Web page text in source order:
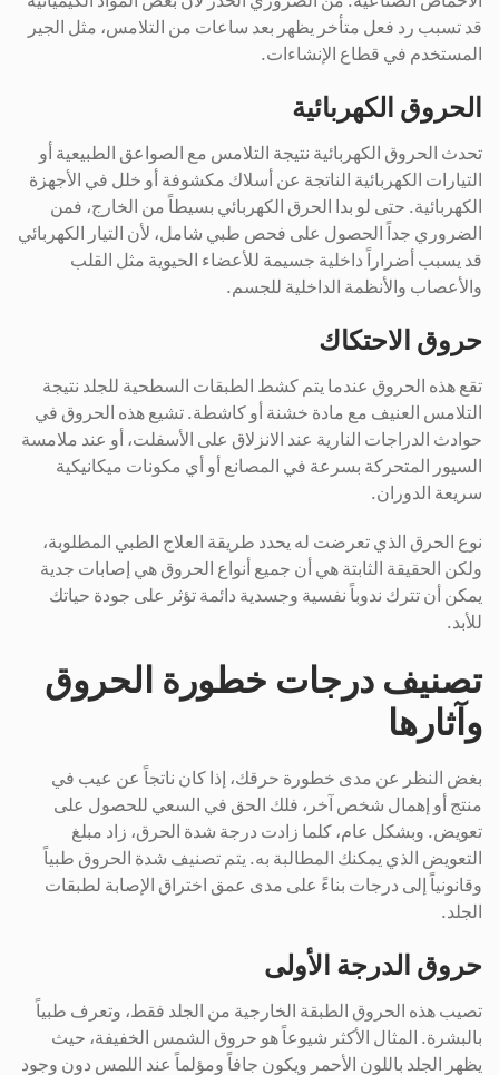
قد تسبب رد فعل متأخر يظهر بعد ساعات من التلامس، مثل الجير
المستخدم في قطاع الإنشاءات.
الحروق الكهربائية
تحدث الحروق الكهربائية نتيجة التلامس مع الصواعق الطبيعية أو
التيارات الكهربائية الناتجة عن أسلاك مكشوفة أو خلل في الأجهزة
الكهربائية. حتى لو بدا الحرق الكهربائي بسيطاً من الخارج، فمن
الضروري جداً الحصول على فحص طبي شامل، لأن التيار الكهربائي
قد يسبب أضراراً داخلية جسيمة للأعضاء الحيوية مثل القلب
والأعصاب والأنظمة الداخلية للجسم.
حروق الاحتكاك
تقع هذه الحروق عندما يتم كشط الطبقات السطحية للجلد نتيجة
التلامس العنيف مع مادة خشنة أو كاشطة. تشيع هذه الحروق في
حوادث الدراجات النارية عند الانزلاق على الأسفلت، أو عند ملامسة
السيور المتحركة بسرعة في المصانع أو أي مكونات ميكانيكية
سريعة الدوران.
نوع الحرق الذي تعرضت له يحدد طريقة العلاج الطبي المطلوبة،
ولكن الحقيقة الثابتة هي أن جميع أنواع الحروق هي إصابات جدية
يمكن أن تترك ندوباً نفسية وجسدية دائمة تؤثر على جودة حياتك
للأبد.
تصنيف درجات خطورة الحروق
وآثارها
بغض النظر عن مدى خطورة حرقك، إذا كان ناتجاً عن عيب في
منتج أو إهمال شخص آخر، فلك الحق في السعي للحصول على
تعويض. وبشكل عام، كلما زادت درجة شدة الحرق، زاد مبلغ
التعويض الذي يمكنك المطالبة به. يتم تصنيف شدة الحروق طبياً
وقانونياً إلى درجات بناءً على مدى عمق اختراق الإصابة لطبقات
الجلد.
حروق الدرجة الأولى
تصيب هذه الحروق الطبقة الخارجية من الجلد فقط، وتعرف طبياً
بالبشرة. المثال الأكثر شيوعاً هو حروق الشمس الخفيفة، حيث
يظهر الجلد باللون الأحمر ويكون جافاً ومؤلماً عند اللمس دون وجود